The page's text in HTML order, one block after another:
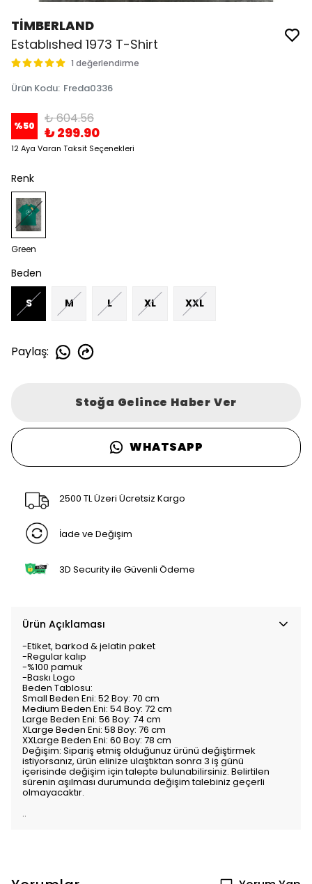
TİMBERLAND
Establıshed 1973 T-Shirt
1 değerlendirme
Ürün Kodu: Freda0336
%50 ₺ 604.56
₺ 299.90
12 Aya Varan Taksit Seçenekleri
Renk
Green
Beden
S M L XL XXL
Paylaş:
Stoğa Gelince Haber Ver
WHATSAPP
2500 TL Üzeri Ücretsiz Kargo
İade ve Değişim
3D Security ile Güvenli Ödeme
Ürün Açıklaması
-Etiket, barkod & jelatin paket
-Regular kalıp
-%100 pamuk
-Baskı Logo
Beden Tablosu:
Small Beden Eni: 52 Boy: 70 cm
Medium Beden Eni: 54 Boy: 72 cm
Large Beden Eni: 56 Boy: 74 cm
XLarge Beden Eni: 58 Boy: 76 cm
XXLarge Beden Eni: 60 Boy: 78 cm
Değişim: Sipariş etmiş olduğunuz ürünü değiştirmek
istiyorsanız, ürün elinize ulaştıktan sonra 3 iş günü
içerisinde değişim için talepte bulunabilirsiniz. Belirtilen
sürenin aşılması durumunda değişim talebiniz geçerli
olmayacaktır.
..